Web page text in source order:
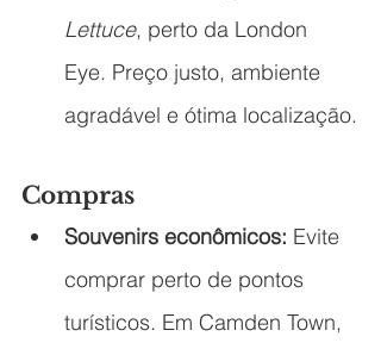
Lettuce, perto da London
Eye. Preço justo, ambiente
agradável e ótima localização.
Compras
Souvenirs econômicos: Evite
comprar perto de pontos
turísticos. Em Camden Town,